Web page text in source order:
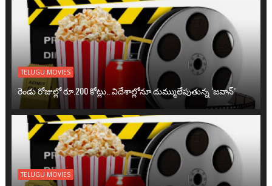
TELUGU MOVIES
రెండు రోజుల్లో రూ.200 కోట్లు.. విదేశాల్లోనూ దుమ్ములేపుతున్న ‘జవాన్’
TELUGU MOVIES